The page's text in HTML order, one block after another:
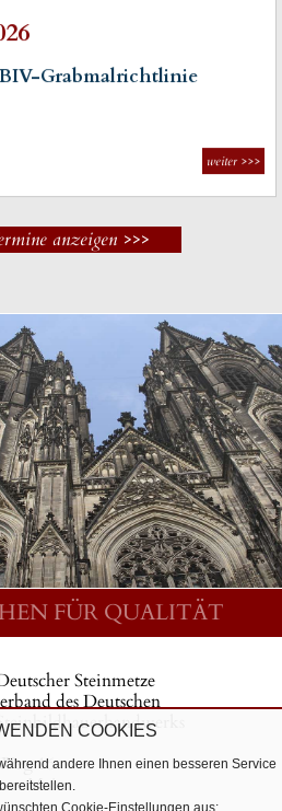
Grabmalrichtlinie
weiter >>>
anzeigen >>>
FÜR QUALITÄT
Steinmetze
des Deutschen
16
am Main
COOKIES
andere Ihnen einen besseren Service
bereitstellen.
Cookie-Einstellungen aus: